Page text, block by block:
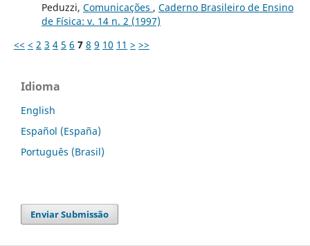
Peduzzi, Comunicações , Caderno Brasileiro de Ensino
de Física: v. 14 n. 2 (1997)
<< < 2 3 4 5 6 7 8 9 10 11 > >>
Idioma
English
Español (España)
Português (Brasil)
Enviar Submissão